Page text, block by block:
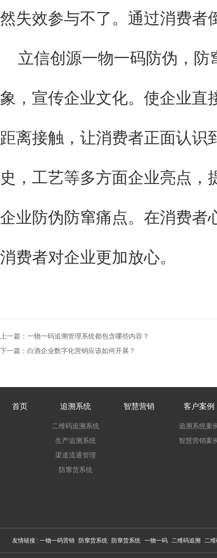
然失效参与不了。通过消费者
立信创源一物一码防伪，
象，宣传企业文化。使企业直
距离接触，让消费者正面认识
史，工艺等多方面企业亮点，
企业防伪防窜痛点。在消费者
消费者对企业更加放心。
上一篇：一物一码追溯管理系统都包含哪些内容？
下一篇：白酒企业数字化营销应该如何开展？
首页 追溯系统
二维码追溯系统
生产追溯系统
渠道流通管理
防窜货系统
智慧营销 客户案例
追溯系统案
智慧营销案
友情链接 : 一物一码营销 防窜货系统 防窜货系统 一物一码 二维码追溯 二